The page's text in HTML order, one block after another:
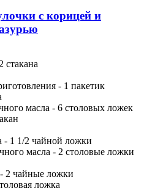
с корицей и
стакана
- 1 пакетик
масла - 6 столовых ложек
- 1 1/2 чайной ложки
масла - 2 столовые ложки
2 чайные ложки
ложка